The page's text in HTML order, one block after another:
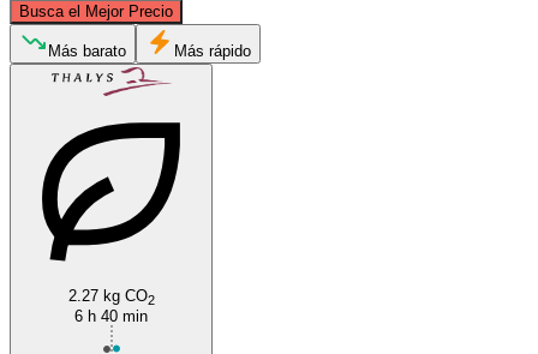
Busca el Mejor Precio
Rotterdam
Más barato Más rápido
2.27 kg CO2
6 h 40 min